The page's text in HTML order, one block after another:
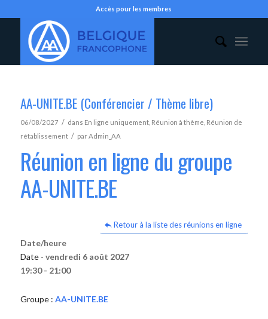
Accès pour les membres
AA-UNITE.BE (Conférencier / Thème libre)
06/08/2027 / dans En ligne uniquement, Réunion à thème Réunion de
rétablissement / parAdmin_AA
Réunion en ligne du groupe
AA-UNITE.BE
Retour à la liste des réunions en ligne
Date/heure
Date - vendredi 6 août 2027
19:30 - 21:00
Groupe : AA-UNITE.BE